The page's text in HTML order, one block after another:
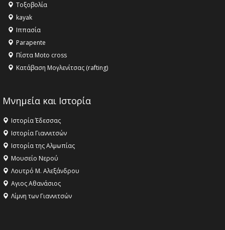
Τοξοβολία
kayak
Ιππασία
Parapente
Πίστα Moto cross
Κατάβαση Μογλενίτσας (rafting)
Μνημεία και Ιστορία
Ιστορία Έδεσσας
Ιστορία Γιαννιτσών
Ιστορία της Αλμωπίας
Μουσείο Νερού
Λουτρό Μ. Αλεξάνδρου
Αγιος Αθανάσιος
Λίμνη των Γιαννιτσών